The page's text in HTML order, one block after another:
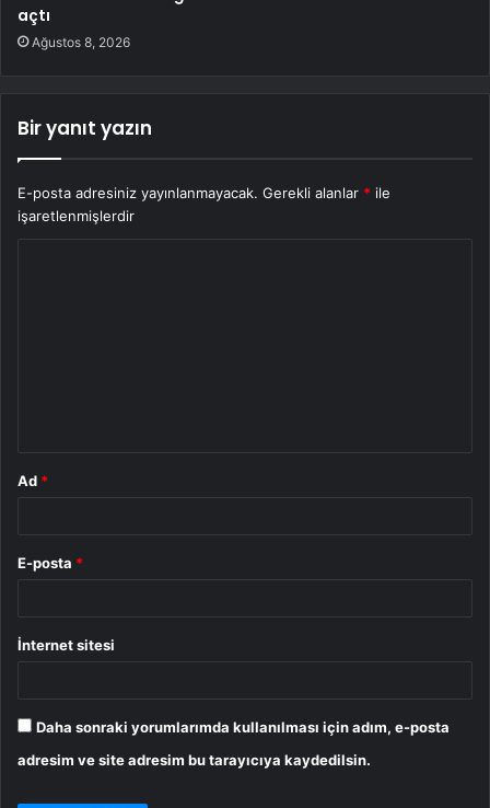
açtı
Ağustos 8, 2026
Bir yanıt yazın
E-posta adresiniz yayınlanmayacak. Gerekli alanlar * ile
işaretlenmişlerdir
Ad *
E-posta *
İnternet sitesi
Daha sonraki yorumlarımda kullanılması için adım, e-posta
adresim ve site adresim bu tarayıcıya kaydedilsin.